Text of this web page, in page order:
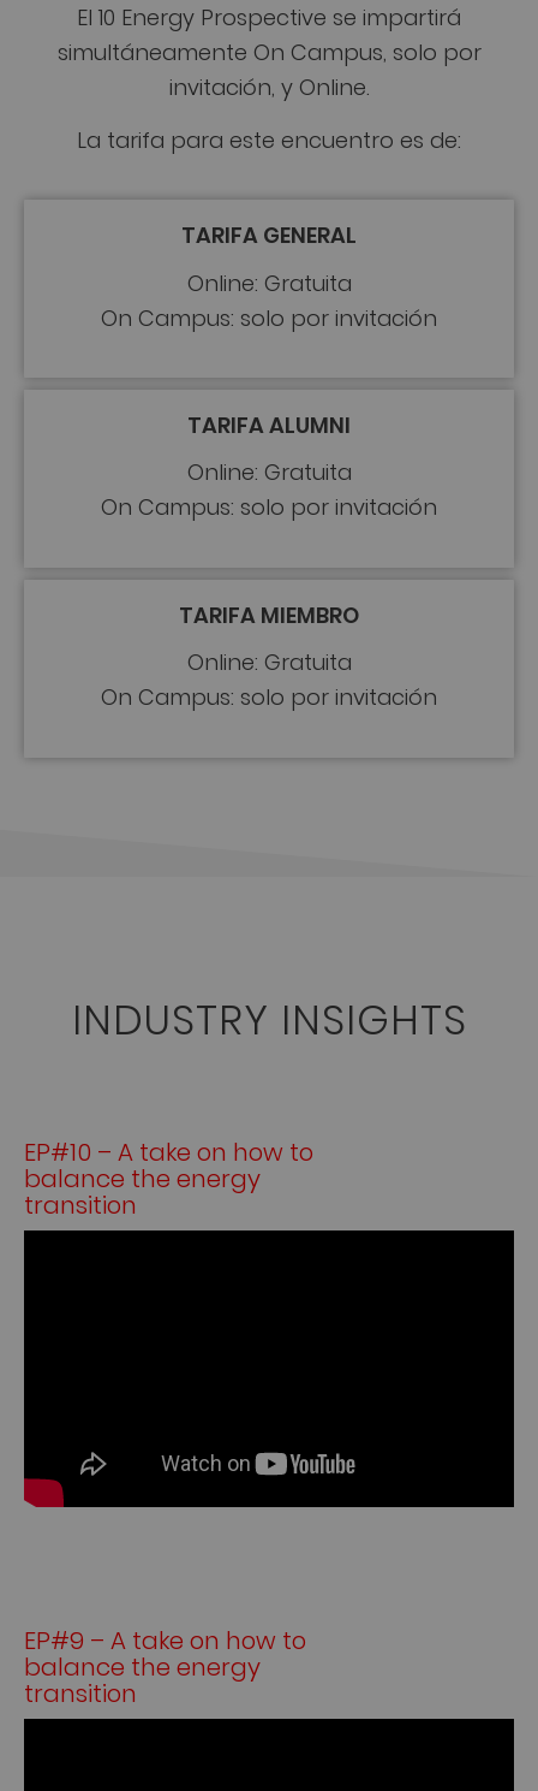
El 10 Energy Prospective se impartirá
simultáneamente On Campus, solo por
invitación, y Online.
La tarifa para este encuentro es de:
TARIFA GENERAL
Online: Gratuita
On Campus: solo por invitación
TARIFA ALUMNI
Online: Gratuita
On Campus: solo por invitación
TARIFA MIEMBRO
Online: Gratuita
On Campus: solo por invitación
INDUSTRY INSIGHTS
EP#10 – A take on how to
balance the energy
transition
EP#9 – A take on how to
balance the energy
transition